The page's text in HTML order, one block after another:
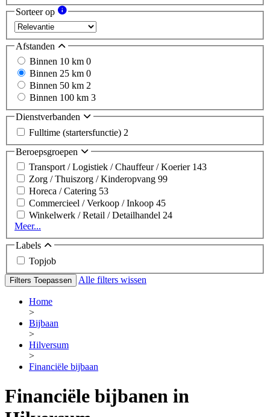
Sorteer op
Afstanden
Binnen 10 km 0
Binnen 25 km 0
Binnen 50 km 2
Binnen 100 km 3
Dienstverbanden
Fulltime (startersfunctie) 2
Beroepsgroepen
Transport / Logistiek / Chauffeur / Koerier 143
Zorg / Thuiszorg / Kinderopvang 99
Horeca / Catering 53
Commercieel / Verkoop / Inkoop 45
Winkelwerk / Retail / Detailhandel 24
Meer...
Labels
Topjob
Filters Toepassen Alle filters wissen
Home
>
Bijbaan
>
Hilversum
>
Financiële bijbaan
Financiële bijbanen in